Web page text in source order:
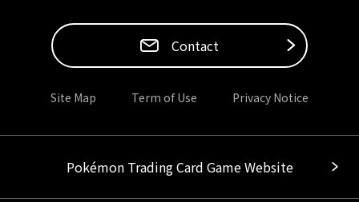
Contact
Site Map Term of Use Privacy Notice
Pokémon Trading Card Game Website